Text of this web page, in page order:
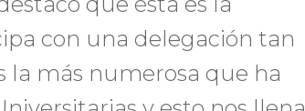
con una delegación tan
la más numerosa que ha